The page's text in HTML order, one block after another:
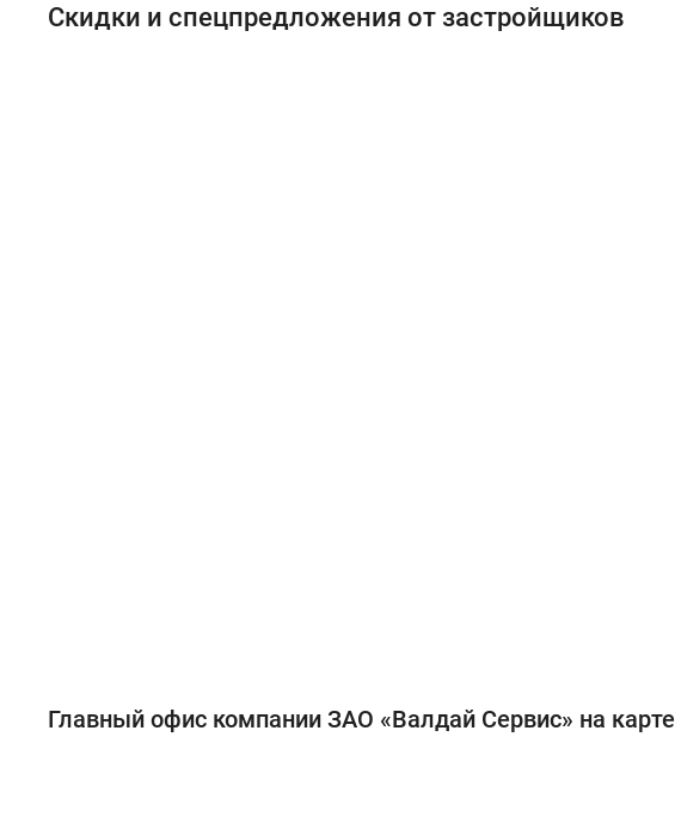
Скидки и спецпредложения от застройщиков
Главный офис компании ЗАО «Валдай Сервис» на карте